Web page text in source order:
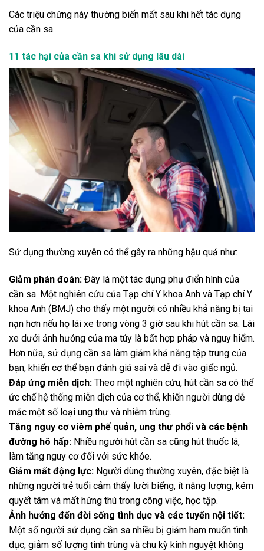
Các triệu chứng này thường biến mất sau khi hết tác dụng
của cần sa.
11 tác hại của cần sa khi sử dụng lâu dài
Sử dụng thường xuyên có thể gây ra những hậu quả như:
Giảm phán đoán: Đây là một tác dụng phụ điển hình của
cần sa. Một nghiên cứu của Tạp chí Y khoa Anh và Tạp chí Y
khoa Anh (BMJ) cho thấy một người có nhiều khả năng bị tai
nạn hơn nếu họ lái xe trong vòng 3 giờ sau khi hút cần sa. Lái
xe dưới ảnh hưởng của ma túy là bất hợp pháp và nguy hiểm.
Hơn nữa, sử dụng cần sa làm giảm khả năng tập trung của
bạn, khiến cơ thể bạn đánh giá sai và dễ đi vào giấc ngủ.
Đáp ứng miễn dịch: Theo một nghiên cứu, hút cần sa có thể
ức chế hệ thống miễn dịch của cơ thể, khiến người dùng dễ
mắc một số loại ung thư và nhiễm trùng.
Tăng nguy cơ viêm phế quản, ung thư phổi và các bệnh
đường hô hấp: Nhiều người hút cần sa cũng hút thuốc lá,
làm tăng nguy cơ đối với sức khỏe.
Giảm mất động lực: Người dùng thường xuyên, đặc biệt là
những người trẻ tuổi cảm thấy lười biếng, ít năng lượng, kém
quyết tâm và mất hứng thú trong công việc, học tập.
Ảnh hưởng đến đời sống tình dục và các tuyến nội tiết:
Một số người sử dụng cần sa nhiều bị giảm ham muốn tình
dục, giảm số lượng tinh trùng và chu kỳ kinh nguyệt không